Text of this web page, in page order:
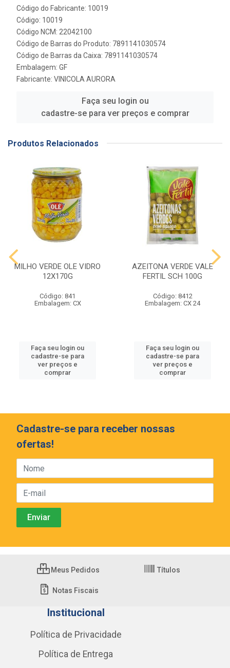
Código do Fabricante: 10019
Código: 10019
Código NCM: 22042100
Código de Barras do Produto: 7891141030574
Código de Barras da Caixa: 7891141030574
Embalagem: GF
Fabricante: VINICOLA AURORA
Faça seu login ou
cadastre-se para ver preços e comprar
Produtos Relacionados
MILHO VERDE OLE VIDRO
12X170G
Código: 841
Embalagem: CX
Faça seu login ou
cadastre-se para
ver preços e
comprar
AZEITONA VERDE VALE
FERTIL SCH 100G
Código: 8412
Embalagem: CX 24
Faça seu login ou
cadastre-se para
ver preços e
comprar
Cadastre-se para receber nossas
ofertas!
Meus Pedidos Títulos
Notas Fiscais
Institucional
Política de Privacidade
Política de Entrega